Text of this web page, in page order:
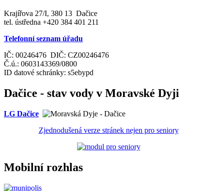
Krajířova 27/I, 380 13 Dačice
tel. ústředna +420 384 401 211
Telefonní seznam úřadu
IČ: 00246476 DIČ: CZ00246476
Č.ú.: 0603143369/0800
ID datové schránky: s5ebypd
Dačice - stav vody v Moravské Dyji
LG Dačice
Zjednodušená verze stránek nejen pro seniory
Mobilní rozhlas